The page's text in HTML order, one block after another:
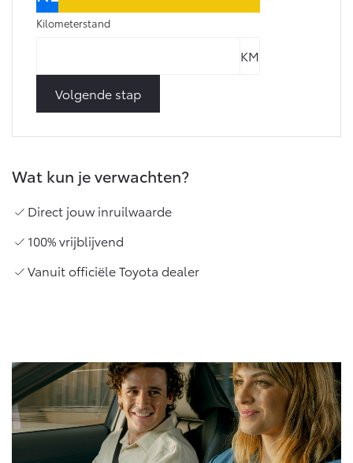
bZ4X
BATTERIJ-ELEKTRISCH
BATTERIJ-ELEKTRISCH
Mirai
Proace (excl. BTW)
OOK ALS BATTERIJ-
ELEKTRISCH
Proace Verso
BATTERIJ-ELEKTRISCH
Kilometerstand
Volgende stap
Wat kun je verwachten?
Direct jouw inruilwaarde
100% vrijblijvend
Vanuit officiële Toyota dealer